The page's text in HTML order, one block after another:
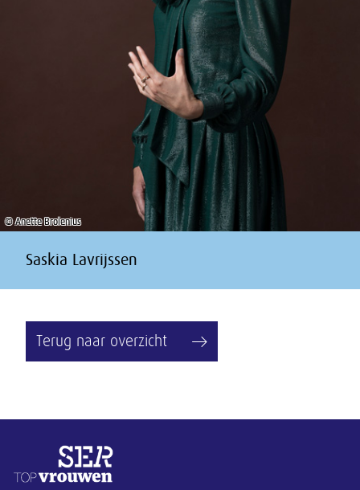
© Anette Brolenius
Saskia Lavrijssen
Terug naar overzicht
Overige informatie